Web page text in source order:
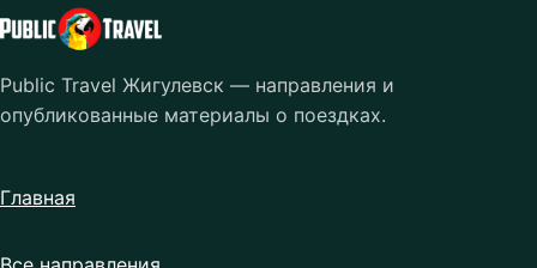
Public Travel Жигулевск — направления и
опубликованные материалы о поездках.
Главная